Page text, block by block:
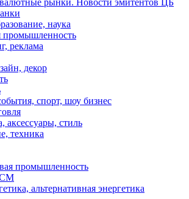
рынки. Новости эмитентов ЦБ
наука
реклама
декор
спорт, шоу бизнес
аксессуары, стиль
техника
промышленность
альтернативная энергетика